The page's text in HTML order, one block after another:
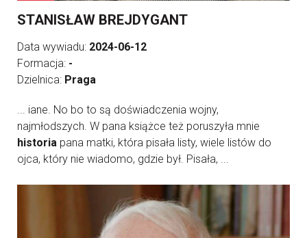
STANISŁAW BREJDYGANT
Data wywiadu: 2024-06-12
Formacja: -
Dzielnica: Praga
... iane. No bo to są doświadczenia wojny,
najmłodszych. W pana książce też poruszyła mnie
historia pana matki, która pisała listy, wiele listów do
ojca, który nie wiadomo, gdzie był. Pisała, ...